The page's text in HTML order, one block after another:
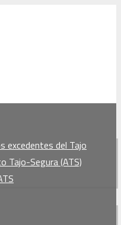
excedentes del Tajo
Tajo-Segura (ATS)